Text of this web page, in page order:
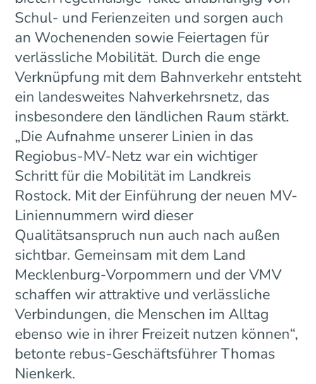
Schul- und Ferienzeiten und sorgen auch
an Wochenenden sowie Feiertagen für
verlässliche Mobilität. Durch die enge
Verknüpfung mit dem Bahnverkehr entsteht
ein landesweites Nahverkehrsnetz, das
insbesondere den ländlichen Raum stärkt.
„Die Aufnahme unserer Linien in das
Regiobus-MV-Netz war ein wichtiger
Schritt für die Mobilität im Landkreis
Rostock. Mit der Einführung der neuen MV-
Liniennummern wird dieser
Qualitätsanspruch nun auch nach außen
sichtbar. Gemeinsam mit dem Land
Mecklenburg-Vorpommern und der VMV
schaffen wir attraktive und verlässliche
Verbindungen, die Menschen im Alltag
ebenso wie in ihrer Freizeit nutzen können“,
betonte rebus-Geschäftsführer Thomas
Nienkerk.